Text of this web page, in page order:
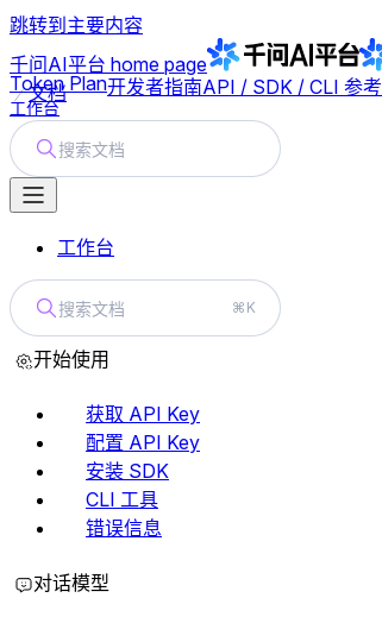
跳转到主要内容
千问AI平台 home page
文档
Token Plan开发者指南API / SDK / CLI 参考
工作台
搜索文档
工作台
搜索文档 ⌘K
开始使用
获取 API Key
配置 API Key
安装 SDK
CLI 工具
错误信息
对话模型